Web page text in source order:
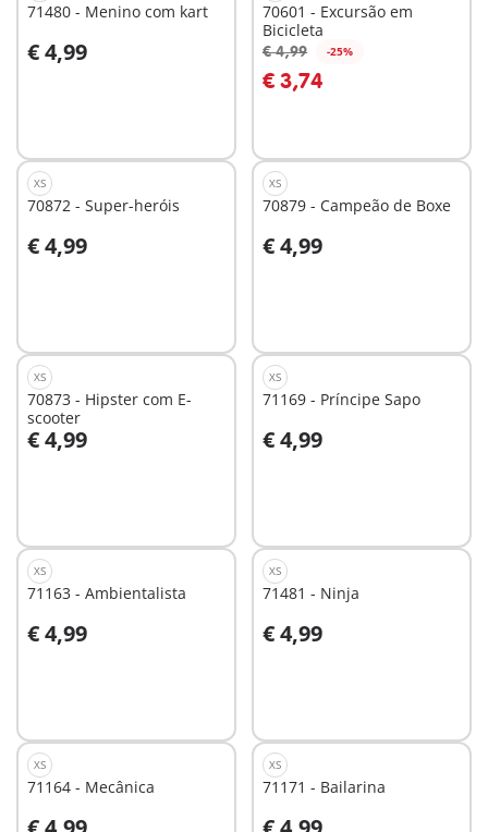
71480 - Menino com kart
€ 4,99
Ao carrinho
70601 - Excursão em
Bicicleta
€ 4,99 -25%
€ 3,74
Ao carrinho
XS
70872 - Super-heróis
€ 4,99
Ao carrinho
XS
70879 - Campeão de Boxe
€ 4,99
XS
70873 - Hipster com E-
scooter
€ 4,99
XS
71169 - Príncipe Sapo
€ 4,99
XS
71163 - Ambientalista
€ 4,99
XS
71481 - Ninja
€ 4,99
XS
71164 - Mecânica
XS
71171 - Bailarina